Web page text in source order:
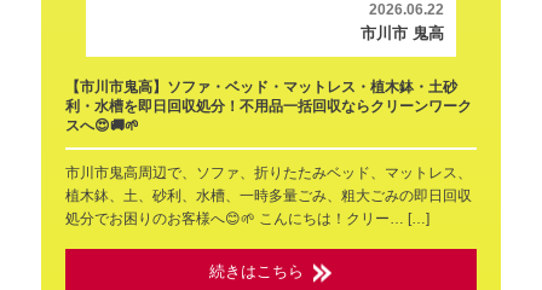
2026.06.22
市川市 鬼高
【市川市鬼高】ソファ・ベッド・マットレス・植木鉢・土砂
利・水槽を即日回収処分！不用品一括回収ならクリーンワーク
スへ😍🚚🌱
市川市鬼高周辺で、ソファ、折りたたみベッド、マットレス、
植木鉢、土、砂利、水槽、一時多量ごみ、粗大ごみの即日回収
処分でお困りのお客様へ😊🌱 こんにちは！クリー… […]
続きはこちら